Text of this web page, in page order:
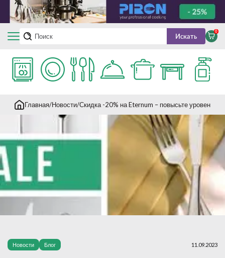
Искать
0
Главная Новости Скидка -20% на Eternum – повысьте уровень
Новости Блог 11.09.2023